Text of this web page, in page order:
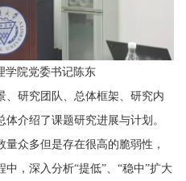
学院党委书记陈东
、研究团队 总体框架
研究内
体介绍了课题研究进展与计划 。
众多但是存在很高的脆弱性，
中 ，深入分析“提低”、“稳中”扩大